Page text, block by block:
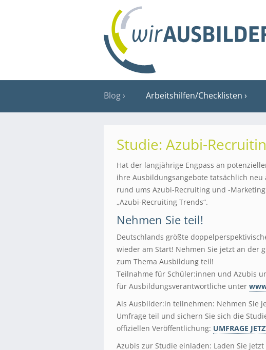
Blog Arbeitshilfen/Checklisten
Studie: Azubi-
Hat der langjährige Engpass an
ihre Ausbildungsangebote tatsächlich neu
rund ums Azubi-Recruiting und -
„Azubi-Recruiting Trends“.
Nehmen Sie teil!
Deutschlands größte
wieder am Start! Nehmen Sie jetzt an der
zum Thema Ausbildung teil!
Teilnahme für Schüler:innen und Azubis
für Ausbildungsverantwortliche unter
Als Ausbilder:in teilnehmen: Nehmen Sie
Umfrage teil und sichern Sie sich die
offiziellen Veröffentlichung: UMFRAGE
Azubis zur Studie einladen: Laden Sie